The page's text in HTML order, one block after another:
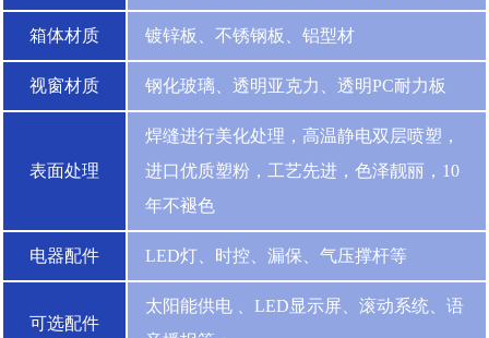
箱体材质 镀锌板、不锈钢板、铝型材
视窗材质 钢化玻璃、透明亚克力、透明PC耐力板
表面处理
焊缝进行美化处理，高温静电双层喷塑，
进口优质塑粉，工艺先进，色泽靓丽，10
年不褪色
电器配件 LED灯、时控、漏保、气压撑杆等
可选配件
太阳能供电 、LED显示屏、滚动系统、语